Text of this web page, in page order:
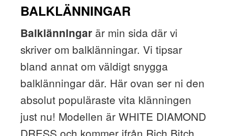
BALKLÄNNINGAR
Balklänningarär min sida där vi
skriver om balklänningar. Vi tipsar
bland annat om väldigt snygga
balklänningar där. Här ovan ser ni den
absolut populäraste vita klänningen
just nu! Modellen är WHITE DIAMOND
DRESS och kommer ifrån Rich Bitch.